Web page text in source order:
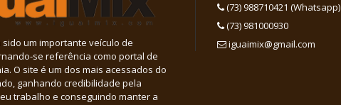
sido um importante veículo de
se referência como portal de
O site é um dos mais acessados do
ganhando credibilidade pela
trabalho e conseguindo manter a
(73) 988710421 (Whatsapp)
(73) 981000930
iguaimix@gmail.com